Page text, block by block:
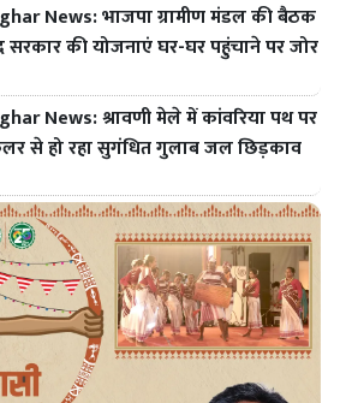
News: भाजपा ग्रामीण मंडल की बैठक
सरकार की योजनाएं घर-घर पहुंचाने पर जोर
News: श्रावणी मेले में कांवरिया पथ पर
से हो रहा सुगंधित गुलाब जल छिड़काव